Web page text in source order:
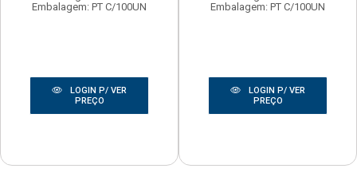
Embalagem: PT C/100UN
LOGIN P/ VER
PREÇO
Embalagem: PT C/100UN
LOGIN P/ VER
PREÇO